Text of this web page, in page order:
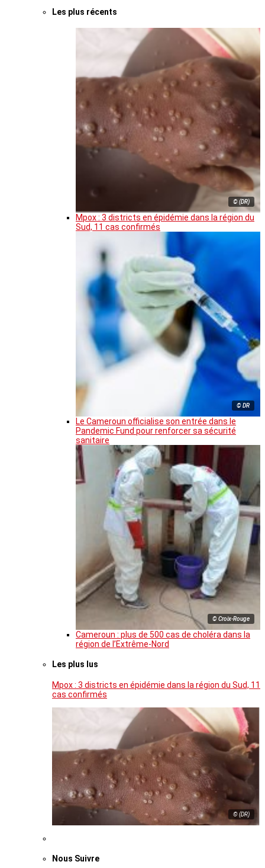
Les plus récents
© (DR)
Mpox : 3 districts en épidémie dans la région du
Sud, 11 cas confirmés
© DR
Le Cameroun officialise son entrée dans le
Pandemic Fund pour renforcer sa sécurité
sanitaire
© Croix-Rouge
Cameroun : plus de 500 cas de choléra dans la
région de l’Extrême-Nord
Les plus lus
Mpox : 3 districts en épidémie dans la région du Sud, 11
cas confirmés
© (DR)
Nous Suivre